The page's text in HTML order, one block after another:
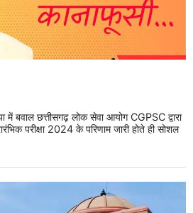
बवाल छत्तीसगढ़ लोक सेवा आयोग CGPSC द्वारा
परीक्षा 2024 के परिणाम जारी होते ही सोशल